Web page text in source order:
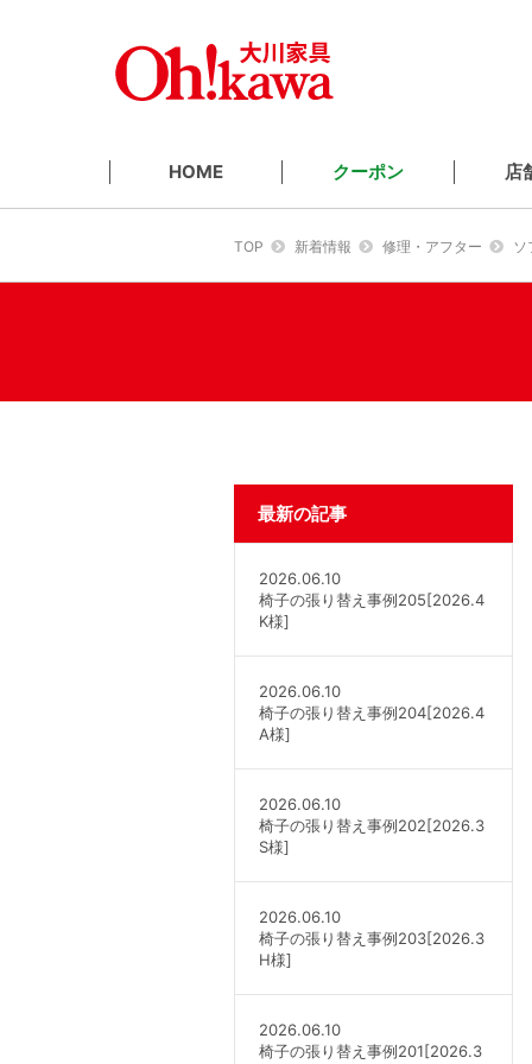
HOME クーポン 店
TOP 新着情報 修理・アフター ソ
最新の記事
2026.06.10
椅子の張り替え事例205[2026.4
K様]
2026.06.10
椅子の張り替え事例204[2026.4
A様]
2026.06.10
椅子の張り替え事例202[2026.3
S様]
2026.06.10
椅子の張り替え事例203[2026.3
H様]
2026.06.10
椅子の張り替え事例201[2026.3